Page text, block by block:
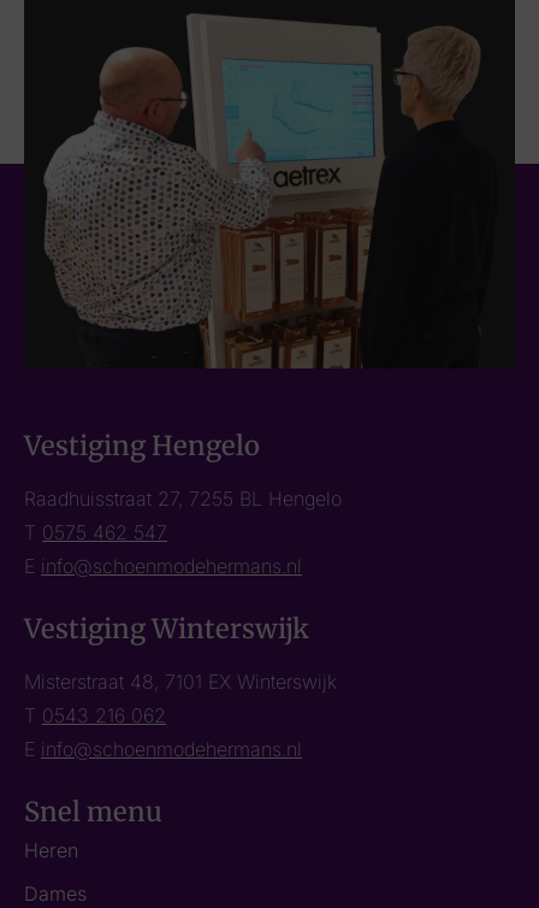
Vestiging Hengelo
Raadhuisstraat 27, 7255 BL Hengelo
T 0575 462 547
E info@schoenmodehermans.nl
Vestiging Winterswijk
Misterstraat 48, 7101 EX Winterswijk
T 0543 216 062
E info@schoenmodehermans.nl
Snel menu
Heren
Dames